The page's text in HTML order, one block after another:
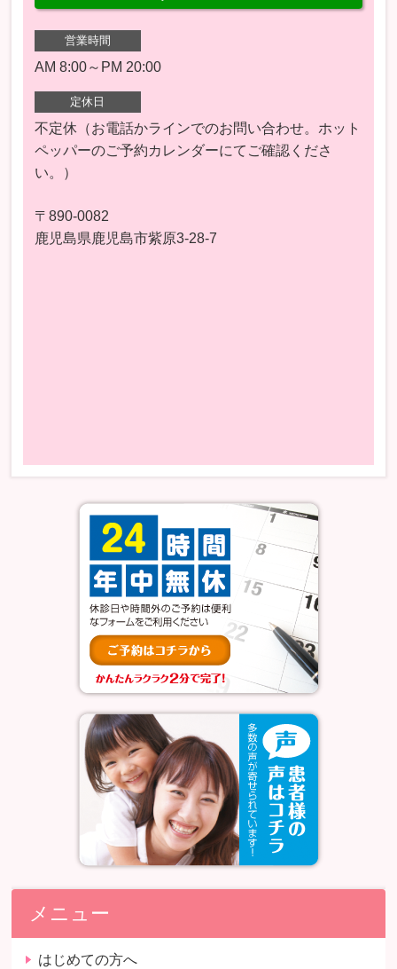
営業時間
AM 8:00～PM 20:00
定休日
不定休（お電話かラインでのお問い合わせ。ホット
ペッパーのご予約カレンダーにてご確認くださ
い。）
〒890-0082
鹿児島県鹿児島市紫原3-28-7
メニュー
はじめての方へ